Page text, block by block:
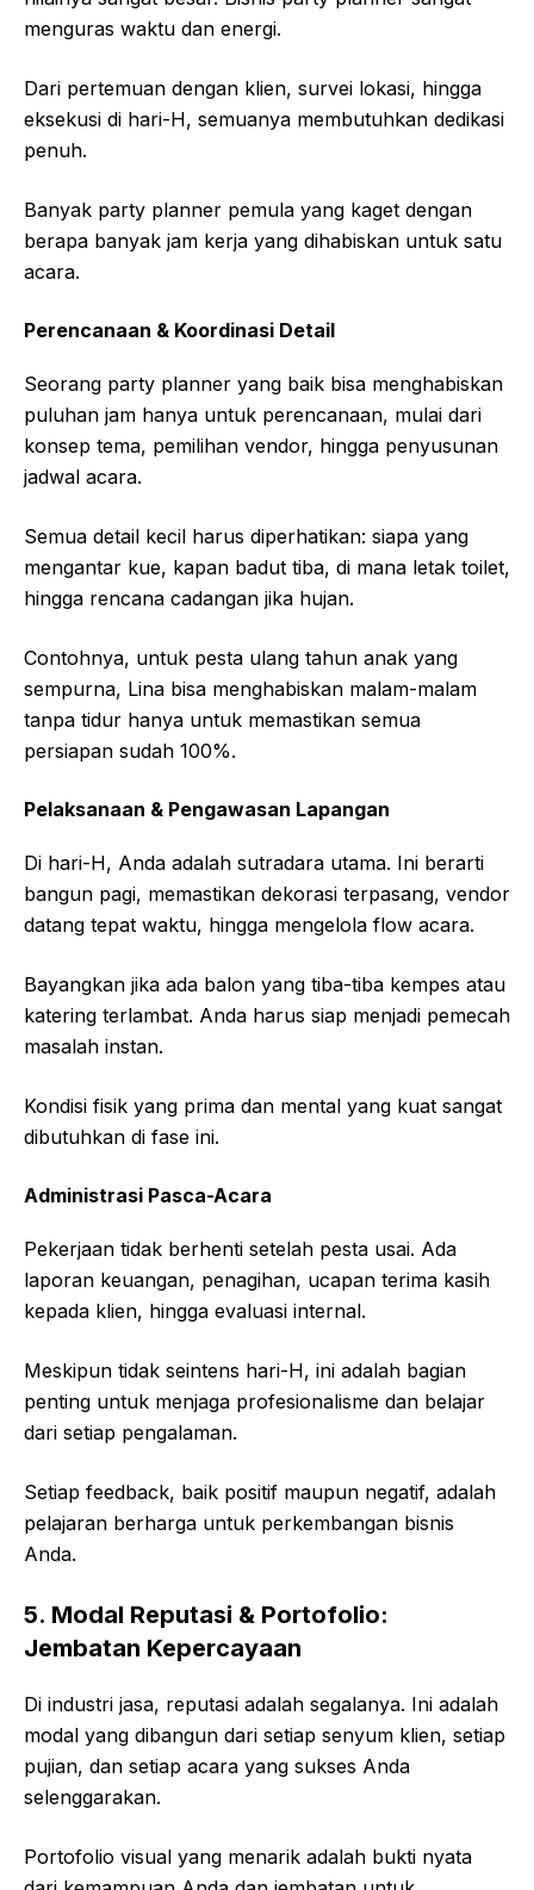
menguras waktu dan energi.
Dari pertemuan dengan klien, survei lokasi, hingga
eksekusi di hari-H, semuanya membutuhkan dedikasi
penuh.
Banyak party planner pemula yang kaget dengan
berapa banyak jam kerja yang dihabiskan untuk satu
acara.
Perencanaan & Koordinasi Detail
Seorang party planner yang baik bisa menghabiskan
puluhan jam hanya untuk perencanaan, mulai dari
konsep tema, pemilihan vendor, hingga penyusunan
jadwal acara.
Semua detail kecil harus diperhatikan: siapa yang
mengantar kue, kapan badut tiba, di mana letak toilet,
hingga rencana cadangan jika hujan.
Contohnya, untuk pesta ulang tahun anak yang
sempurna, Lina bisa menghabiskan malam-malam
tanpa tidur hanya untuk memastikan semua
persiapan sudah 100%.
Pelaksanaan & Pengawasan Lapangan
Di hari-H, Anda adalah sutradara utama. Ini berarti
bangun pagi, memastikan dekorasi terpasang, vendor
datang tepat waktu, hingga mengelola flow acara.
Bayangkan jika ada balon yang tiba-tiba kempes atau
katering terlambat. Anda harus siap menjadi pemecah
masalah instan.
Kondisi fisik yang prima dan mental yang kuat sangat
dibutuhkan di fase ini.
Administrasi Pasca-Acara
Pekerjaan tidak berhenti setelah pesta usai. Ada
laporan keuangan, penagihan, ucapan terima kasih
kepada klien, hingga evaluasi internal.
Meskipun tidak seintens hari-H, ini adalah bagian
penting untuk menjaga profesionalisme dan belajar
dari setiap pengalaman.
Setiap feedback, baik positif maupun negatif, adalah
pelajaran berharga untuk perkembangan bisnis
Anda.
5. Modal Reputasi & Portofolio:
Jembatan Kepercayaan
Di industri jasa, reputasi adalah segalanya. Ini adalah
modal yang dibangun dari setiap senyum klien, setiap
pujian, dan setiap acara yang sukses Anda
selenggarakan.
Portofolio visual yang menarik adalah bukti nyata